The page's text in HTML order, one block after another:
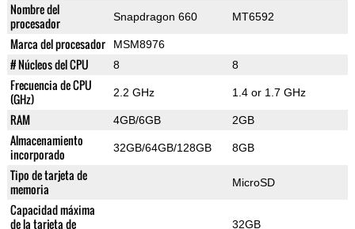
Nombre del
procesador
Snapdragon 660 MT6592
Marca del procesador MSM8976
# Núcleos del CPU 8 8
Frecuencia de CPU
(GHz)
2.2 GHz 1.4 or 1.7 GHz
RAM 4GB/6GB 2GB
Almacenamiento
incorporado
32GB/64GB/128GB 8GB
Tipo de tarjeta de
memoria
MicroSD
Capacidad máxima
de la tarjeta de
32GB